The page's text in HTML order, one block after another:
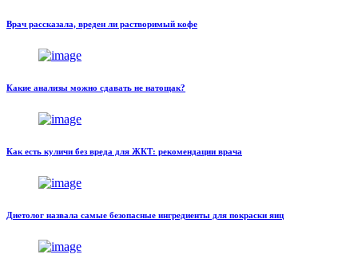
Врач рассказала, вреден ли растворимый кофе
Какие анализы можно сдавать не натощак?
Как есть куличи без вреда для ЖКТ: рекомендации врача
Диетолог назвала самые безопасные ингредиенты для покраски яиц